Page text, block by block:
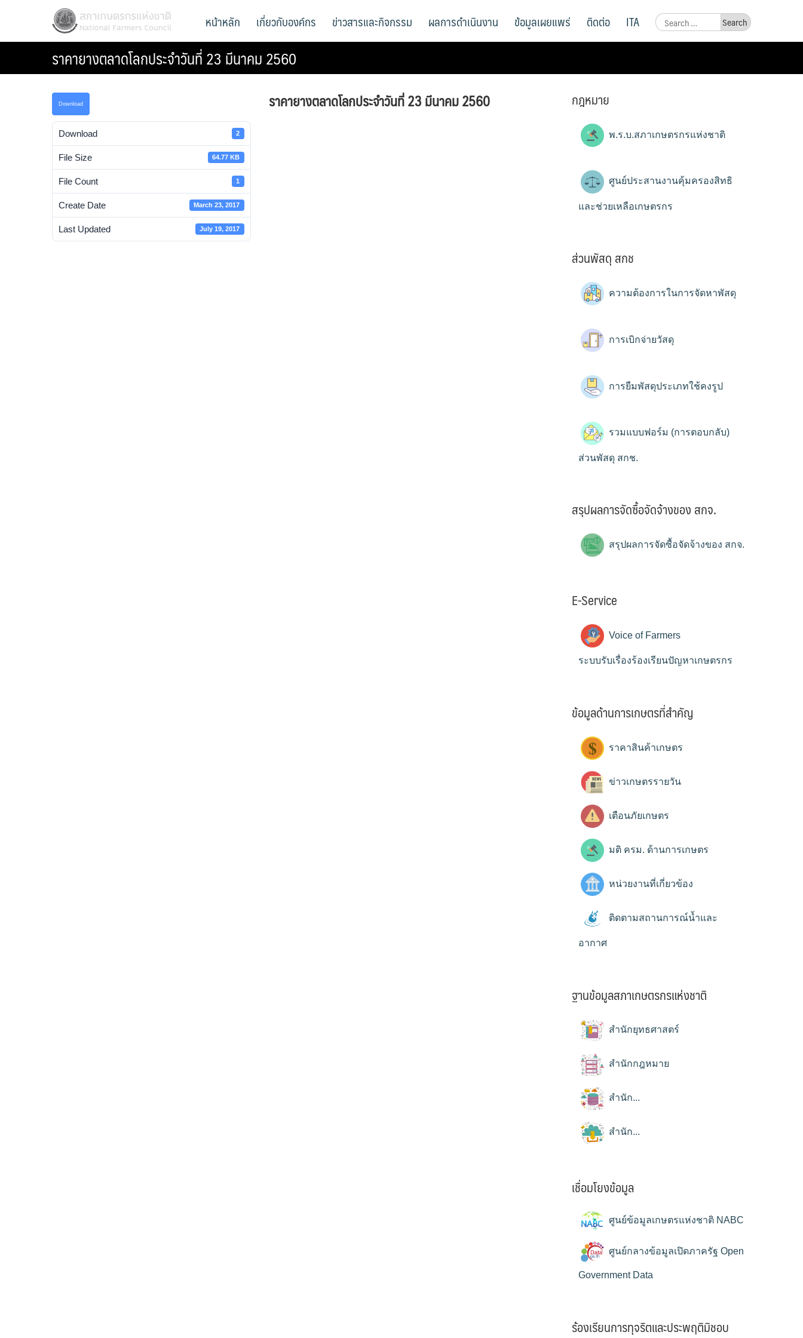
สภาเกษตรกรแห่งชาติ
National Farmers Council
Search
for:
หน้าหลัก เกี่ยวกับองค์กร ข่าวสารและกิจกรรม ผลการดำเนินงาน ข้อมูลเผยแพร่ ติดต่อ ITA
ราคายางตลาดโลกประจําวันที่ 23 มีนาคม 2560
Download
Download 2
File Size 64.77 KB
File Count 1
Create Date March 23, 2017
Last Updated July 19, 2017
ราคายางตลาดโลกประจําวันที่ 23 มีนาคม 2560 กฎหมาย
พ.ร.บ.สภาเกษตรกรแห่งชาติ
ศูนย์ประสานงานคุ้มครองสิทธิ
และช่วยเหลือเกษตรกร
ส่วนพัสดุ สกช
ความต้องการในการจัดหาพัสดุ
การเบิกจ่ายวัสดุ
การยืมพัสดุประเภทใช้คงรูป
รวมแบบฟอร์ม (การตอบกลับ)
ส่วนพัสดุ สกช.
สรุปผลการจัดซื้อจัดจ้างของ สกจ.
สรุปผลการจัดซื้อจัดจ้างของ สกจ.
E-Service
Voice of Farmers
ระบบรับเรื่องร้องเรียนปัญหาเกษตรกร
ข้อมูลด้านการเกษตรที่สำคัญ
ราคาสินค้าเกษตร
ข่าวเกษตรรายวัน
เตือนภัยเกษตร
มติ ครม. ด้านการเกษตร
หน่วยงานที่เกี่ยวข้อง
ติดตามสถานการณ์น้ำและ
อากาศ
ฐานข้อมูลสภาเกษตรกรแห่งชาติ
สำนักยุทธศาสตร์
สำนักกฎหมาย
สำนัก...
สำนัก...
เชื่อมโยงข้อมูล
ศูนย์ข้อมูลเกษตรแห่งชาติ NABC
ศูนย์กลางข้อมูลเปิดภาครัฐ Open
Government Data
ร้องเรียนการทุจริตและประพฤติมิชอบ